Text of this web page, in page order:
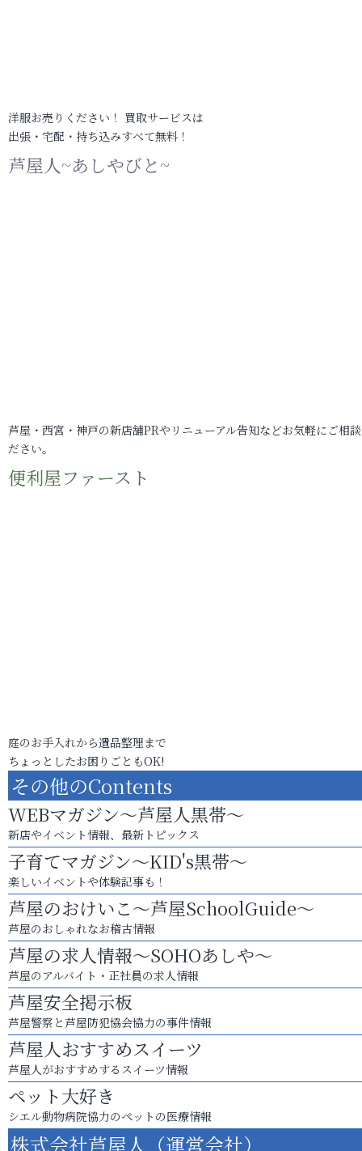
洋服お売りください！ 買取サービスは
出張・宅配・持ち込みすべて無料！
芦屋人~あしやびと~
芦屋・西宮・神戸の新店舗PRやリニューアル告知などお気軽にご相
ださい。
便利屋ファースト
庭のお手入れから遺品整理まで
ちょっとしたお困りごともOK!
その他のContents
WEBマガジン～芦屋人黒帯～
新店やイベント情報、最新トピックス
子育てマガジン～KID's黒帯～
楽しいイベントや体験記事も！
芦屋のおけいこ～芦屋SchoolGuide～
芦屋のおしゃれなお稽古情報
芦屋の求人情報～SOHOあしや～
芦屋のアルバイト・正社員の求人情報
芦屋安全掲示板
芦屋警察と芦屋防犯協会協力の事件情報
芦屋人おすすめスイーツ
芦屋人がおすすめするスイーツ情報
ペット大好き
シエル動物病院協力のペットの医療情報
株式会社芦屋人（運営会社）